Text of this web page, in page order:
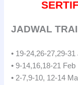
JADWAL
• 19-24,26-27,29-31
• 9-14,16,18-21 Feb
• 2-7,9-10, 12-14